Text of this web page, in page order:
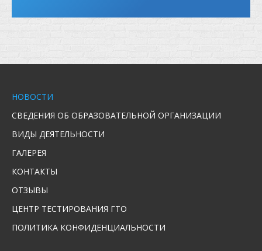
НОВОСТИ
СВЕДЕНИЯ ОБ ОБРАЗОВАТЕЛЬНОЙ ОРГАНИЗАЦИИ
ВИДЫ ДЕЯТЕЛЬНОСТИ
ГАЛЕРЕЯ
КОНТАКТЫ
ОТЗЫВЫ
ЦЕНТР ТЕСТИРОВАНИЯ ГТО
ПОЛИТИКА КОНФИДЕНЦИАЛЬНОСТИ